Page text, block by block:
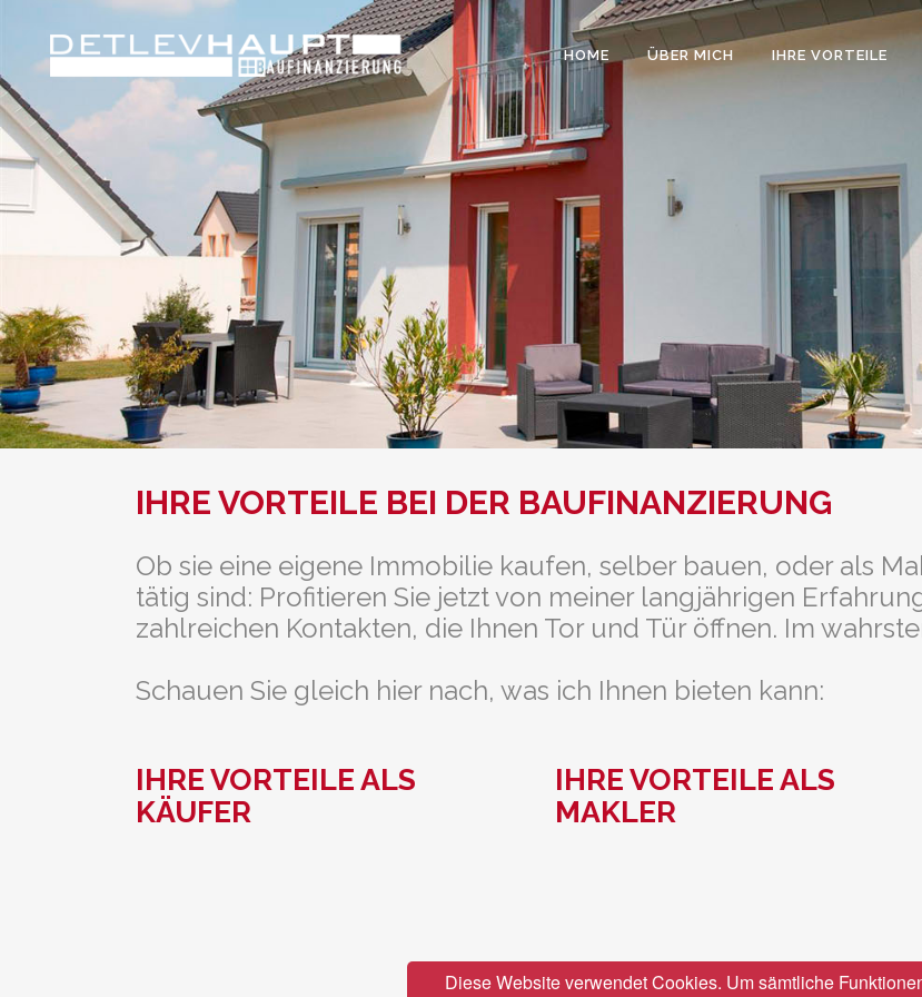
HOME ÜBER MICH IHRE VORTEILE
IHRE VORTEILE BEI DER BAUFINANZIERUNG
Ob sie eine eigene Immobilie kaufen, selber bauen, oder als
tätig sind: Profitieren Sie jetzt von meiner langjährigen
zahlreichen Kontakten, die Ihnen Tor und Tür öffnen. Im
Schauen Sie gleich hier nach, was ich Ihnen bieten kann:
IHRE VORTEILE ALS
KÄUFER
IHRE VORTEILE ALS
MAKLER
Diese Website verwendet Cookies. Um sämtliche